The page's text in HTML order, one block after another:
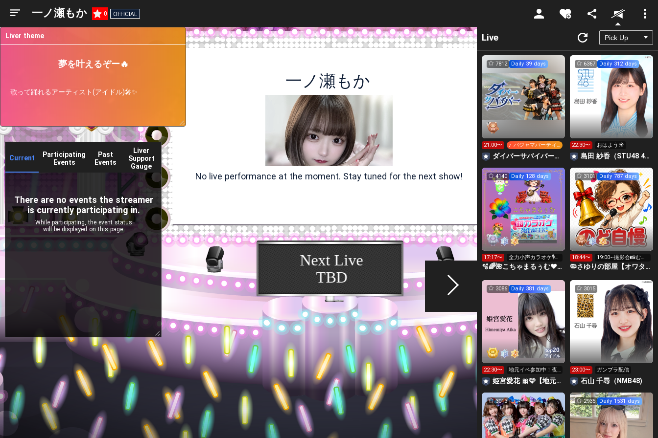
一ノ瀬もか 0 OFFICIAL
Unmute
一ノ瀬もか
No live performance at the moment. Stay tuned for the next show!
Current
Participating
Events
Past
Events
Liver
Support
Gauge
There are no events the streamer
is currently participating in.
While participating, the event status
will be displayed on this page.
Liver theme
夢を叶えるぞー🔥
歌って踊れるアーティスト(アイドル)🎤✨
Live
7812 Daily 39 days
21:00〜
♪ パジャマパーティ
ーズのうた
‪ダイバーサバイバー【公式】
6367 Daily 312 days
22:30〜 おはよう☀️
島田 紗香（STU48 4期研究生）
4140 Daily 128 days
17:17〜
全力小声カラオケ🎙️1
wで333曲目標✨️🎶
🫧🌈🌺こちゃまるぅむ❤☀️🪕育児中️🪄7周年🫧
3101 Daily 787 days
18:44〜
19:00~撮影会📸むご
ん中アバター
🦠さゆりの部屋【オワタ丸FC会員募集中❣️】埋もれた昭和歌謡
top20
アイドル
3086 Daily 381 days
22:30〜
地元イベ参加中！夜
枠は妹も来ます✨️
姫宮愛花 🎀🩷【地元イベ】
3015
23:00〜 ガンプラ配信
石山 千尋（NMB48)
3013 2935 Daily 1531 days